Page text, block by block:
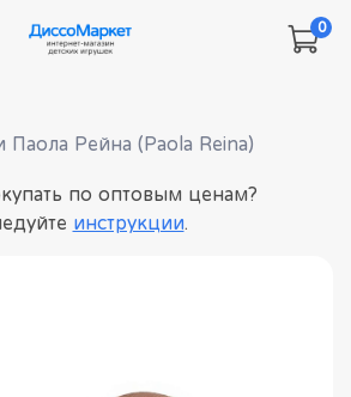
0
Рейна (Paola Reina)
по оптовым ценам?
инструкции.